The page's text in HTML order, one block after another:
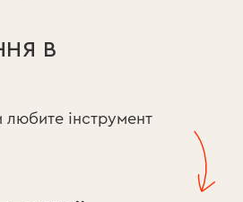
В
інструмент